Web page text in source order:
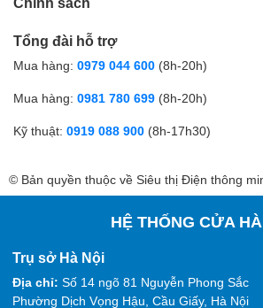
Tổng đài hỗ trợ
Mua hàng: 0979 044 600 (8h-20h)
Mua hàng: 0981 780 699 (8h-20h)
Kỹ thuật: 0919 088 900 (8h-17h30)
© Bản quyền thuộc về Siêu thị Điện thông
HỆ THỐNG CỬA
Trụ sở Hà Nội
Địa chỉ: Số 14 ngõ 81 Nguyễn Phong Sắc
Phường Dịch Vọng Hậu, Cầu Giấy, Hà Nội